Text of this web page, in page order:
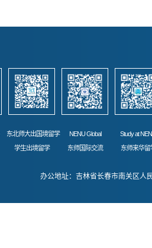
东北师大出国境留学
学生出境留学
NENU Global
东师国际交流
Study at
东师来华留
办公地址：吉林省长春市南关区